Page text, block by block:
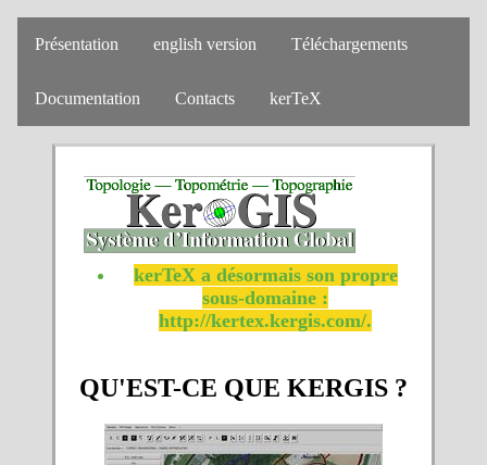
Présentation english version Téléchargements
Documentation Contacts kerTeX
kerTeX a désormais son propre
sous-domaine :
http://kertex.kergis.com/.
QU'EST-CE QUE KERGIS ?